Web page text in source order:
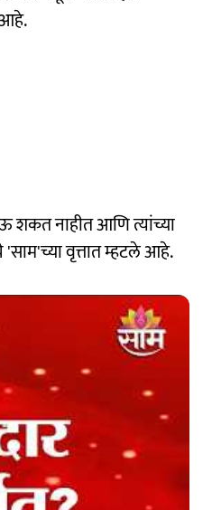
शकत नाहीत आणि त्यांच्या
वृत्तात म्हटले आहे.